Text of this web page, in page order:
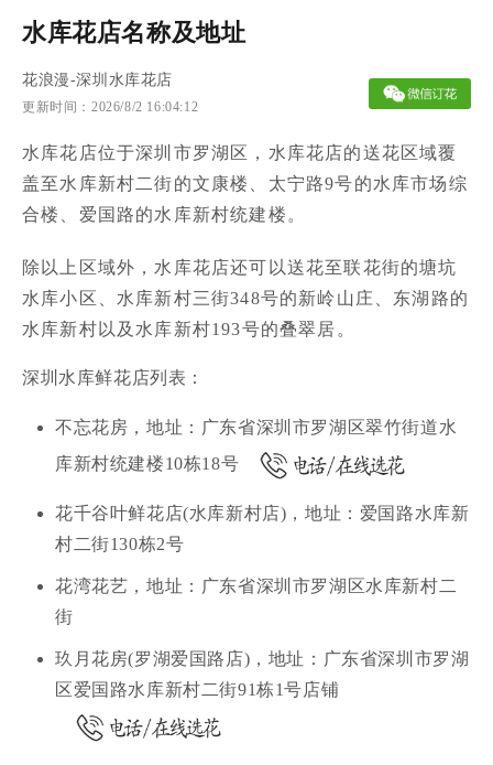
水库花店名称及地址
花浪漫-深圳水库花店
更新时间： 2026/8/2 16:04:12
水库花店位于深圳市罗湖区，水库花店的送花区域覆
盖至水库新村二街的文康楼、太宁路9号的水库市场综
合楼、爱国路的水库新村统建楼。
除以上区域外，水库花店还可以送花至联花街的塘坑
水库小区、水库新村三街348号的新岭山庄、东湖路的
水库新村以及水库新村193号的叠翠居。
深圳水库鲜花店列表：
不忘花房，地址：广东省深圳市罗湖区翠竹街道水
库新村统建楼10栋18号
花千谷叶鲜花店(水库新村店)，地址：爱国路水库新
村二街130栋2号
花湾花艺，地址：广东省深圳市罗湖区水库新村二
街
玖月花房(罗湖爱国路店)，地址：广东省深圳市罗湖
区爱国路水库新村二街91栋1号店铺